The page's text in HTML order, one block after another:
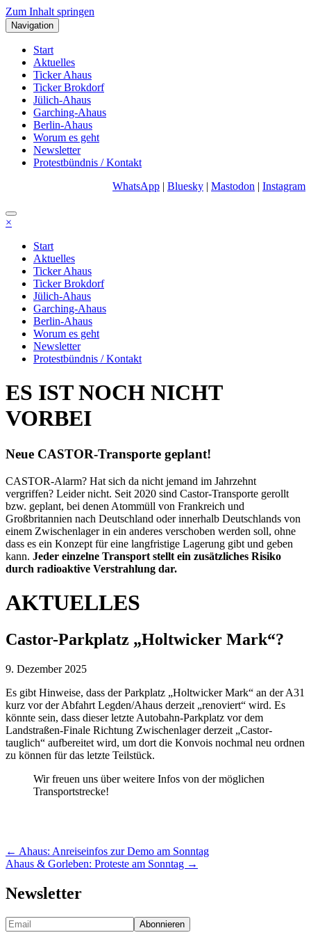
Zum Inhalt springen
Navigation
Start
Aktuelles
Ticker Ahaus
Ticker Brokdorf
Jülich-Ahaus
Garching-Ahaus
Berlin-Ahaus
Worum es geht
Newsletter
Protestbündnis / Kontakt
WhatsApp | Bluesky | Mastodon | Instagram
×
Start
Aktuelles
Ticker Ahaus
Ticker Brokdorf
Jülich-Ahaus
Garching-Ahaus
Berlin-Ahaus
Worum es geht
Newsletter
Protestbündnis / Kontakt
ES IST NOCH NICHT
VORBEI
Neue CASTOR-Transporte geplant!
CASTOR-Alarm? Hat sich da nicht jemand im Jahrzehnt
vergriffen? Leider nicht. Seit 2020 sind Castor-Transporte gerollt
bzw. geplant, bei denen Atommüll von Frankreich und
Großbritannien nach Deutschland oder innerhalb Deutschlands von
einem Zwischenlager in ein anderes verschoben werden soll, ohne
dass es ein Konzept für eine langfristige Lagerung gibt und geben
kann. Jeder einzelne Transport stellt ein zusätzliches Risiko
durch radioaktive Verstrahlung dar.
AKTUELLES
Castor-Parkplatz „Holtwicker Mark“?
9. Dezember 2025
Es gibt Hinweise, dass der Parkplatz „Holtwicker Mark“ an der A31
kurz vor der Abfahrt Legden/Ahaus derzeit „renoviert“ wird. Es
könnte sein, dass dieser letzte Autobahn-Parkplatz vor dem
Landstraßen-Finale Richtung Zwischenlager derzeit „Castor-
tauglich“ aufbereitet wird, um dort die Konvois nochmal neu ordnen
zu können für das letzte Teilstück.
Wir freuen uns über weitere Infos von der möglichen
Transportstrecke!
Posts
navigation
← Ahaus: Anreiseinfos zur Demo am Sonntag
Ahaus & Gorleben: Proteste am Sonntag →
Newsletter